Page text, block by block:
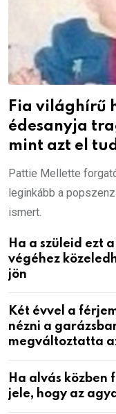
Fia világhírű
édesanyja
mint azt el
Pattie Mellette
leginkább a
ismert.
Ha a szüleid ezt
végéhez
jön
Két évvel a
nézni a
megváltoztatta
Ha alvás közben
jele, hogy az